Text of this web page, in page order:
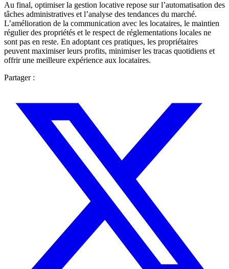
Au final, optimiser la gestion locative repose sur l’automatisation des
tâches administratives et l’analyse des tendances du marché.
L’amélioration de la communication avec les locataires, le maintien
régulier des propriétés et le respect de réglementations locales ne
sont pas en reste. En adoptant ces pratiques, les propriétaires
peuvent maximiser leurs profits, minimiser les tracas quotidiens et
offrir une meilleure expérience aux locataires.
Partager :